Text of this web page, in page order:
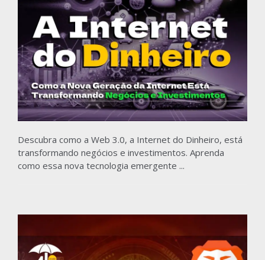
Descubra como a Web 3.0, a Internet do Dinheiro, está
transformando negócios e investimentos. Aprenda
como essa nova tecnologia emergente ...